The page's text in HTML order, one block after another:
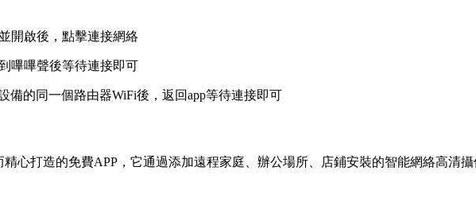
開啟後，點擊連接網絡
嗶嗶聲後等待連接即可
備的同一個路由器WiFi後，返回app等待連接即可
心打造的免費APP，它通過添加遠程家庭、辦公場所、店鋪安裝的智能網絡高清